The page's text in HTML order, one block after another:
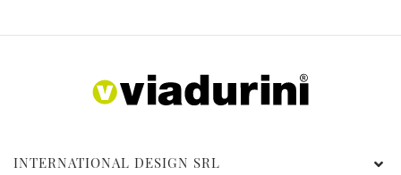
INTERNATIONAL DESIGN SRL